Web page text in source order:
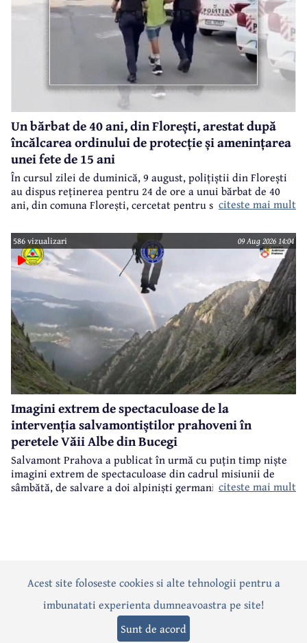
Un bărbat de 40 ani, din Florești, arestat după
încălcarea ordinului de protecție și amenințarea
unei fete de 15 ani
În cursul zilei de duminică, 9 august, polițiștii din Florești
au dispus reținerea pentru 24 de ore a unui bărbat de 40
ani, din comuna Florești, cercetat pentru săvârșirea
amenințare.
citeste mai mult
586 vizualizari 09 Aug 2026 14:04
Imagini extrem de spectaculoase de la
intervenția salvamontiștilor prahoveni în
peretele Văii Albe din Bucegi
Salvamont Prahova a publicat în urmă cu puțin timp niște
imagini extrem de spectaculoase din cadrul misiunii de
sâmbătă, de salvare a doi alpiniști germani din peretele
citeste mai mult
ActualitatePoliticăSocialEvenimentInterviuri
Editorial Sport Anunțuri
Acest site foloseste cookies si alte tehnologii pentru a
imbunatati experienta dumneavoastra pe site!
Sunt de acord